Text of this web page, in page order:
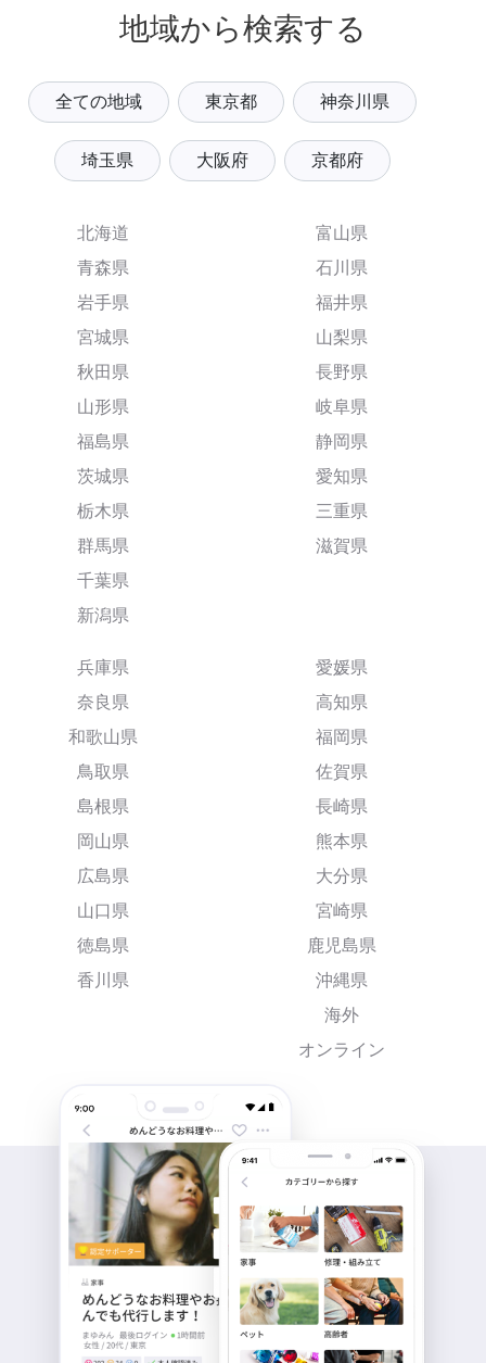
地域から検索する
全ての地域 東京都 神奈川県
埼玉県 大阪府 京都府
北海道
青森県
岩手県
宮城県
秋田県
山形県
福島県
茨城県
栃木県
群馬県
千葉県
新潟県
富山県
石川県
福井県
山梨県
長野県
岐阜県
静岡県
愛知県
三重県
滋賀県
兵庫県
奈良県
和歌山県
鳥取県
島根県
岡山県
広島県
山口県
徳島県
香川県
愛媛県
高知県
福岡県
佐賀県
長崎県
熊本県
大分県
宮崎県
鹿児島県
沖縄県
海外
オンライン